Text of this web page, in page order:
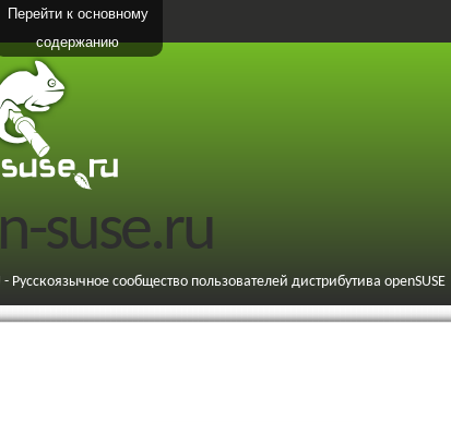
Перейти к основному
содержанию
suse.ru
- Русскоязычное сообщество пользователей дистрибутива openSUSE